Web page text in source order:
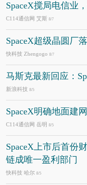
SpaceX搅局电信业
C114通信网 艾斯 8/7
SpaceX超级晶圆厂
快科技 Zhengogo 8/7
马斯克最新回应：
新浪科技 8/5
SpaceX明确地面建
C114通信网 岳明 8/5
SpaceX上市后首份
链成唯一盈利部门
快科技 哈尔 8/5